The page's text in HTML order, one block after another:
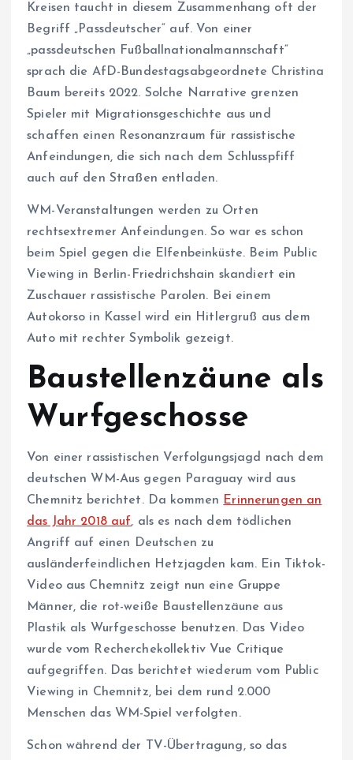
Kreisen taucht in diesem Zusammenhang oft der
Begriff „Passdeutscher“ auf. Von einer
„passdeutschen Fußballnationalmannschaft“
sprach die AfD-Bundestagsabgeordnete Christina
Baum bereits 2022. Solche Narrative grenzen
Spieler mit Migrationsgeschichte aus und
schaffen einen Resonanzraum für rassistische
Anfeindungen, die sich nach dem Schlusspfiff
auch auf den Straßen entladen.
WM-Veranstaltungen werden zu Orten
rechtsextremer Anfeindungen. So war es schon
beim Spiel gegen die Elfenbeinküste. Beim Public
Viewing in Berlin-Friedrichshain skandiert ein
Zuschauer rassistische Parolen. Bei einem
Autokorso in Kassel wird ein Hitlergruß aus dem
Auto mit rechter Symbolik gezeigt.
Baustellenzäune als
Wurfgeschosse
Von einer rassistischen Verfolgungsjagd nach dem
deutschen WM-Aus gegen Paraguay wird aus
Chemnitz berichtet. Da kommen Erinnerungen an
das Jahr 2018 auf, als es nach dem tödlichen
Angriff auf einen Deutschen zu
ausländerfeindlichen Hetzjagden kam. Ein Tiktok-
Video aus Chemnitz zeigt nun eine Gruppe
Männer, die rot-weiße Baustellenzäune aus
Plastik als Wurfgeschosse benutzen. Das Video
wurde vom Recherchekollektiv Vue Critique
aufgegriffen. Das berichtet wiederum vom Public
Viewing in Chemnitz, bei dem rund 2.000
Menschen das WM-Spiel verfolgten.
Schon während der TV-Übertragung, so das